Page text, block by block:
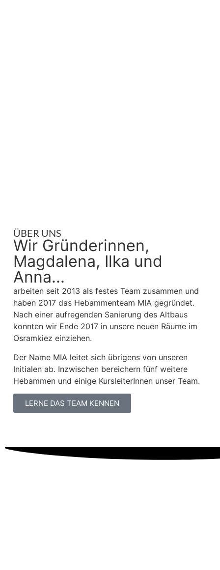
ÜBER UNS
Wir Gründerinnen,
Magdalena, Ilka und
Anna...
arbeiten seit 2013 als festes Team zusammen und
haben 2017 das Hebammenteam MIA gegründet.
Nach einer aufregenden Sanierung des Altbaus
konnten wir Ende 2017 in unsere neuen Räume im
Osramkiez einziehen.
Der Name MIA leitet sich übrigens von unseren
Initialen ab. Inzwischen bereichern fünf weitere
Hebammen und einige KursleiterInnen unser Team.
LERNE DAS TEAM KENNEN